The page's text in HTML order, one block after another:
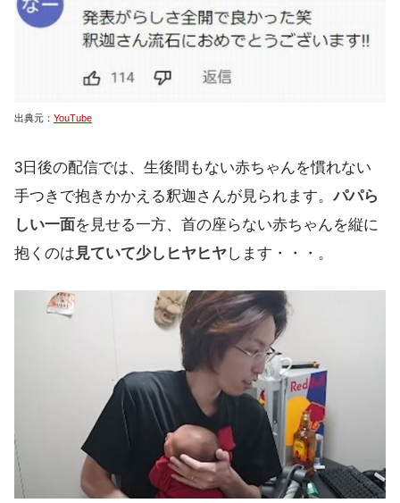
出典元： YouTube
3日後の配信では、生後間もない赤ちゃんを慣れない
手つきで抱きかかえる釈迦さんが見られます。パパら
しい一面を見せる一方、首の座らない赤ちゃんを縦に
抱くのは 見ていて少しヒヤヒヤします・・・。